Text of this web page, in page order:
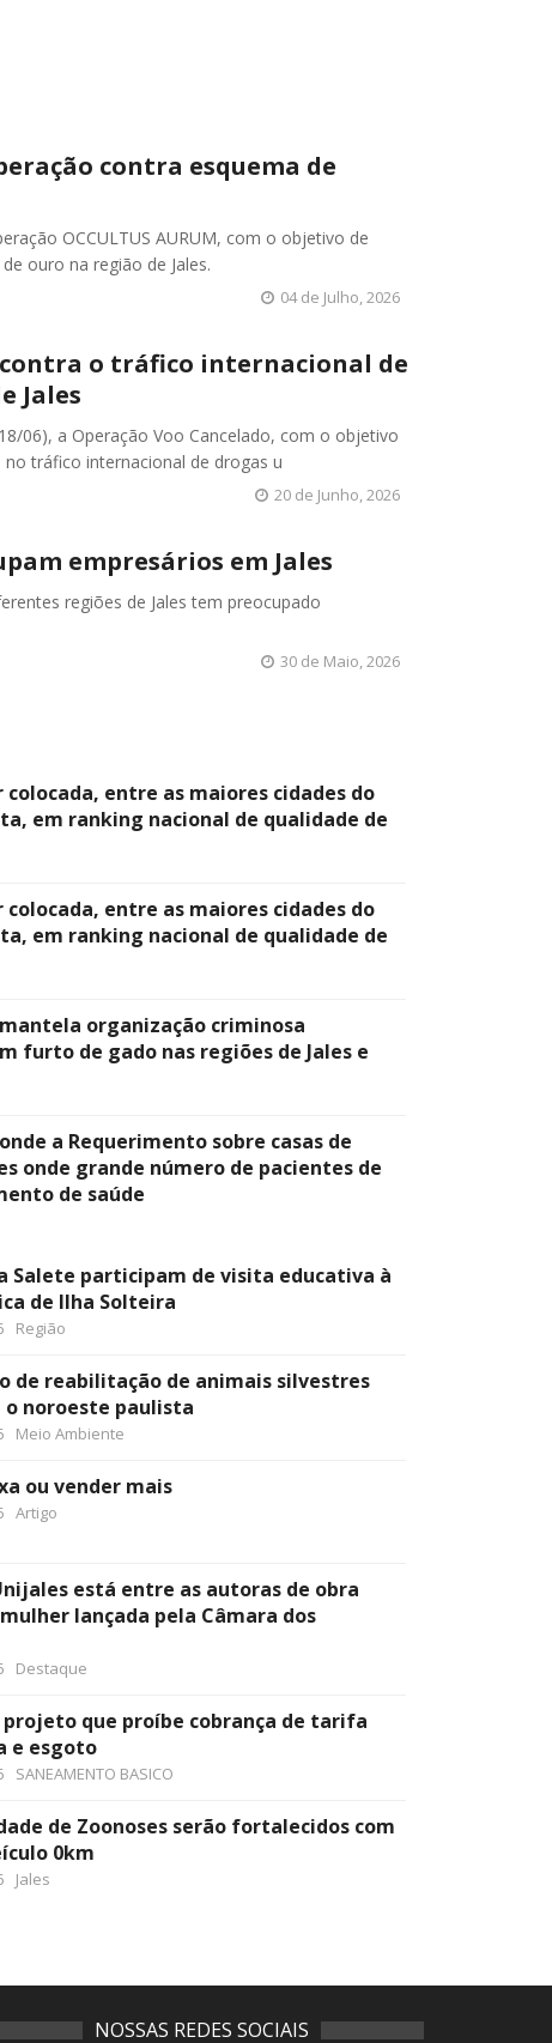
contra esquema de
OCCULTUS AURUM, com o objetivo de
ouro na região de Jales.
04 de Julho, 2026
o tráfico internacional de
Jales
06), a Operação Voo Cancelado, com o objetivo
tráfico internacional de drogas u
20 de Junho, 2026
empresários em Jales
regiões de Jales tem preocupado
30 de Maio, 2026
colocada, entre as maiores cidades do
em ranking nacional de qualidade de
colocada, entre as maiores cidades do
em ranking nacional de qualidade de
organização criminosa
furto de gado nas regiões de Jales e
a Requerimento sobre casas de
onde grande número de pacientes de
de saúde
Salete participam de visita educativa à
de Ilha Solteira
Região
de reabilitação de animais silvestres
noroeste paulista
Meio Ambiente
ou vender mais
Artigo
está entre as autoras de obra
lançada pela Câmara dos
Destaque
projeto que proíbe cobrança de tarifa
e esgoto
SANEAMENTO BASICO
de Zoonoses serão fortalecidos com
0km
Jales
NOSSAS REDES SOCIAIS